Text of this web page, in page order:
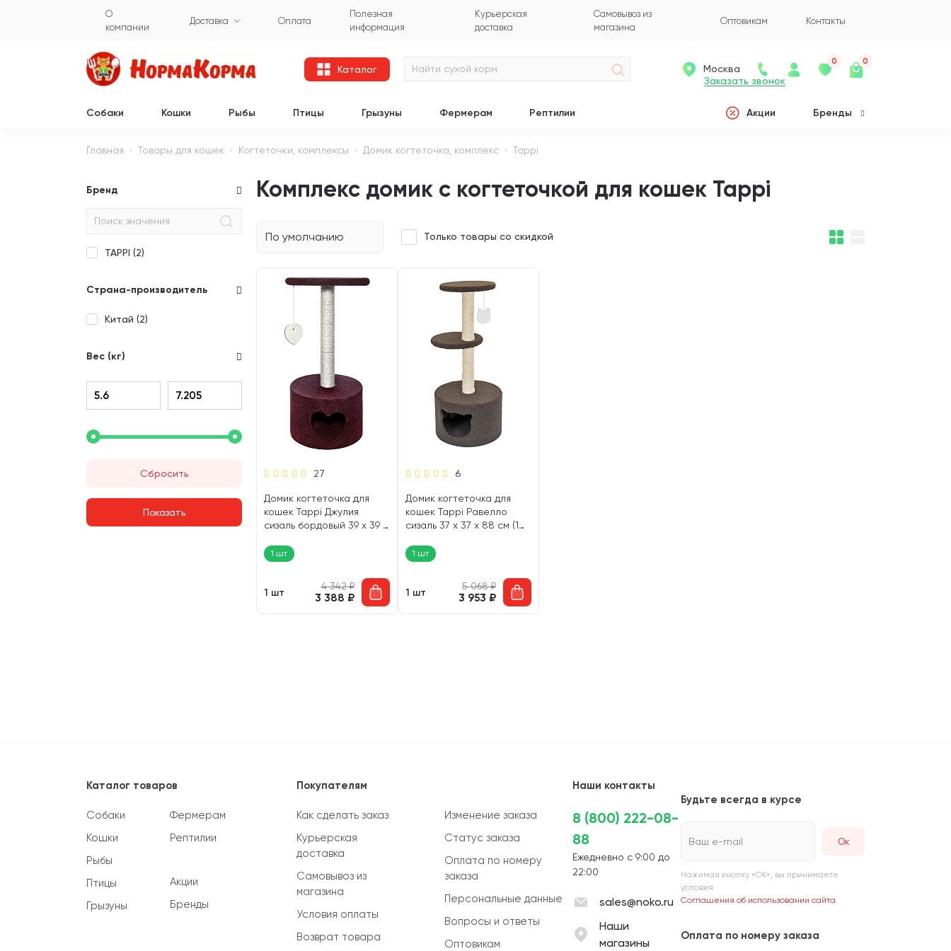
О
компании
Доставка Оплата
Полезная
информация
Курьерская
доставка
Самовывоз из
магазина
Оптовикам Контакты
Каталог
Заказать звонок
Москва
0 0
Собаки Кошки Рыбы Птицы Грызуны Фермерам Рептилии Акции Бренды
Главная Товары для кошек Когтеточки, комплексы Домик когтеточка, комплекс Tappi
Бренд
TAPPI (2)
Страна-производитель
Китай (2)
Вес (кг)
Сбросить
Комплекс домик с когтеточкой для кошек Tappi
По умолчанию Только товары со скидкой
27
Домик когтеточка для
кошек Tappi Джулия
сизаль бордовый 39 х 39 х
1 шт
1 шт
4 342₽
3 388 ₽
6
Домик когтеточка для
кошек Tappi Равелло
сизаль 37 х 37 х 88 см (1
1 шт
1 шт
5 068₽
3 953 ₽
Каталог товаров
Собаки
Кошки
Рыбы
Птицы
Грызуны
Фермерам
Рептилии
Акции
Бренды
Покупателям
Как сделать заказ
Курьерская
доставка
Самовывоз из
магазина
Условия оплаты
Возврат товара
Изменение заказа
Статус заказа
Оплата по номеру
заказа
Персональные данные
Вопросы и ответы
Оптовикам
Наши контакты
8 (800) 222-08-
88
Ежедневно с 9:00 до
22:00
sales@noko.ru
Наши
магазины
Будьте всегда в курсе
Ваш e-mail
Нажимая кнопку «ОК», вы принимаете
условия
Соглашения об использовании сайта
Оплата по номеру заказа